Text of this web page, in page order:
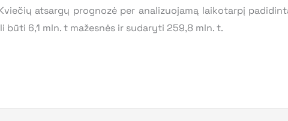
atsargų prognozė per analizuojamą laikotarpį
6,1 mln. t mažesnės ir sudaryti 259,8 mln. t.